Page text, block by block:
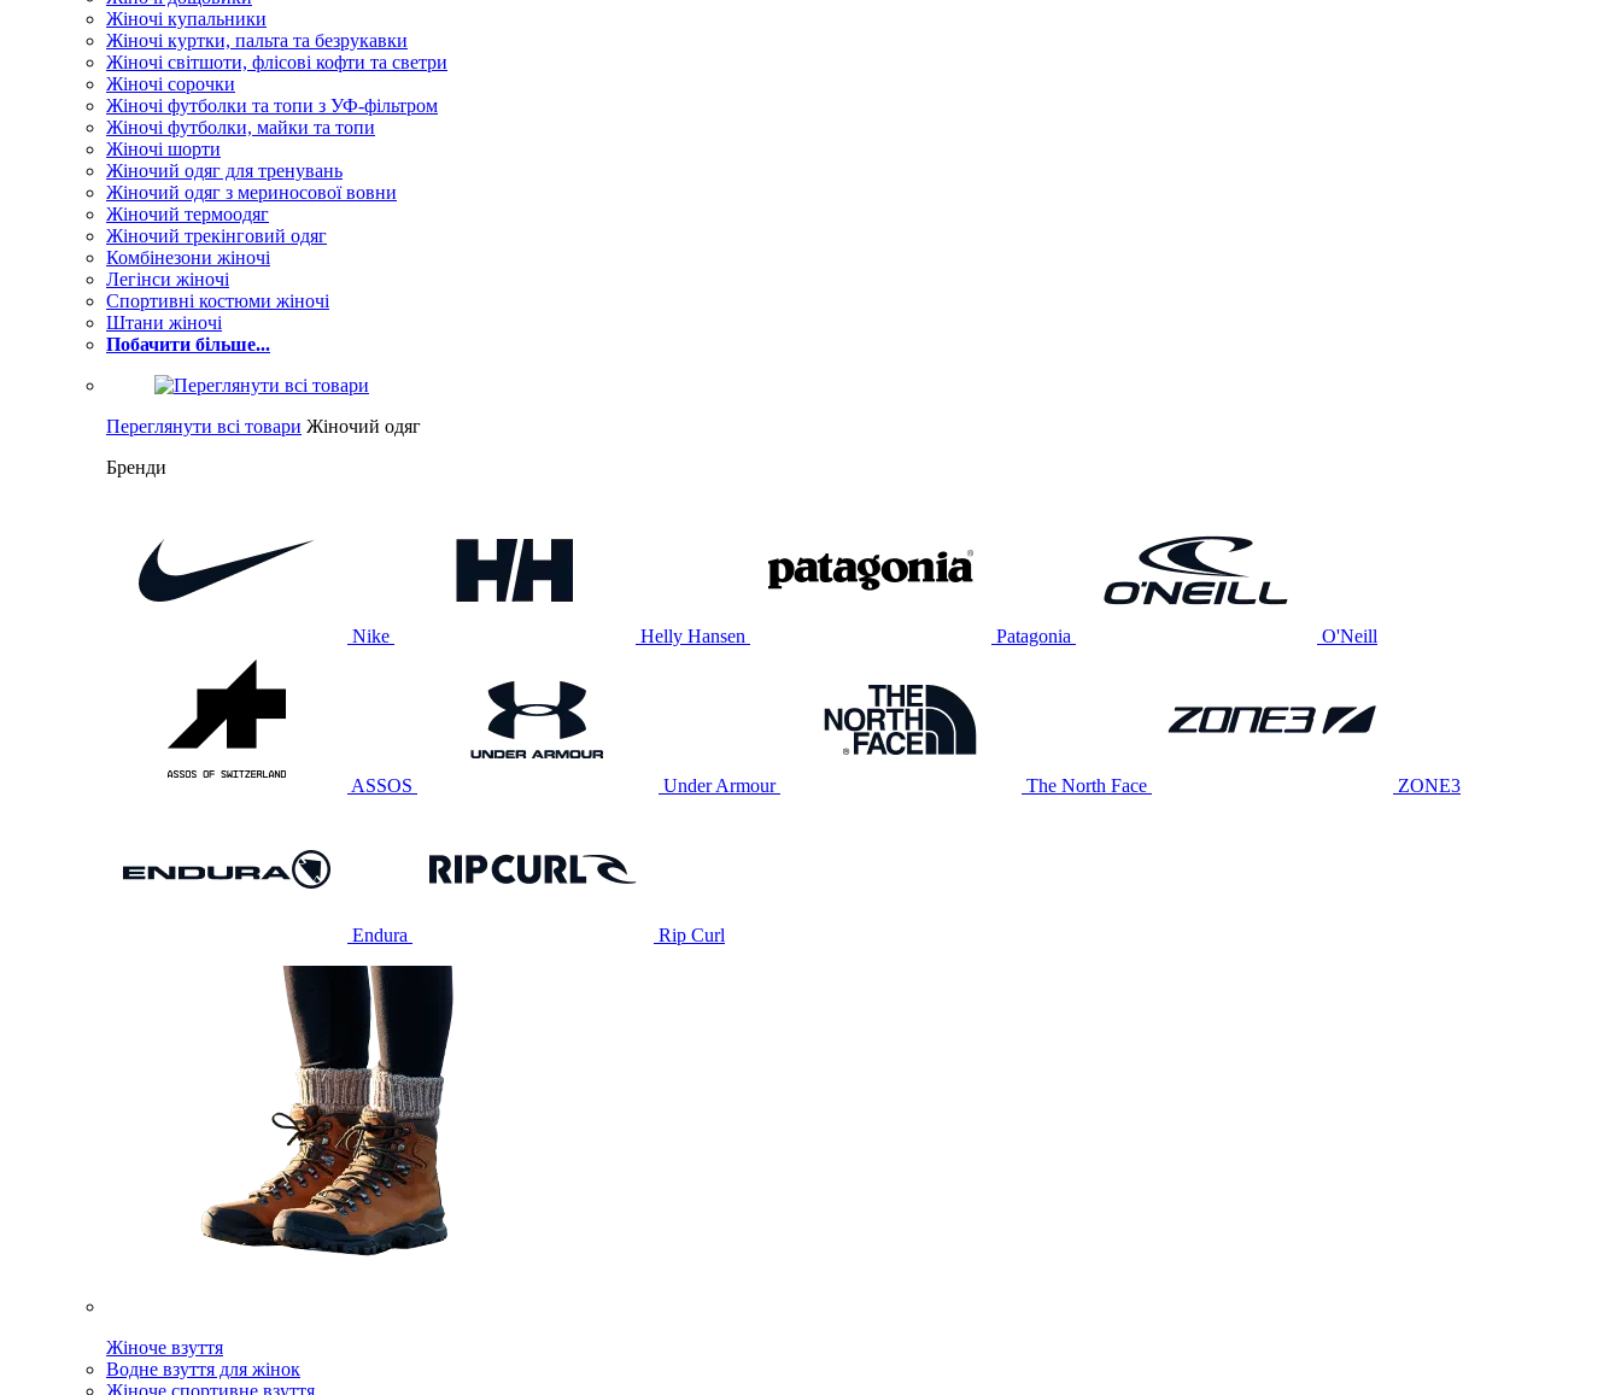
Жіночі купальники
Жіночі куртки, пальта та безрукавки
Жіночі світшоти, флісові кофти та светри
Жіночі сорочки
Жіночі футболки та топи з УФ-фільтром
Жіночі футболки, майки та топи
Жіночі шорти
Жіночий одяг для тренувань
Жіночий одяг з мериносової вовни
Жіночий термоодяг
Жіночий трекінговий одяг
Комбінезони жіночі
Легінси жіночі
Спортивні костюми жіночі
Штани жіночі
Побачити більше...
Переглянути всі товари Жіночий одяг
Бренди
Nike Helly Hansen Patagonia O'Neill
ASSOS Under Armour The North Face ZONE3
Endura Rip Curl
Жіноче взуття
Водне взуття для жінок
Жіноче спортивне взуття